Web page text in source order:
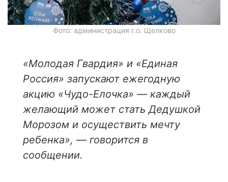
Фото: администрация г.о. Щелково
«Молодая Гвардия» и «Единая
Россия» запускают ежегодную
акцию «Чудо-Елочка» — каждый
желающий может стать Дедушкой
Морозом и осуществить мечту
ребенка», — говорится в
сообщении.